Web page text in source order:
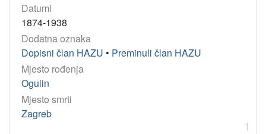
Datumi
1874-1938
Dodatna oznaka
Dopisni član HAZU • Preminuli član HAZU
Mjesto rođenja
Ogulin
Mjesto smrti
Zagreb
1